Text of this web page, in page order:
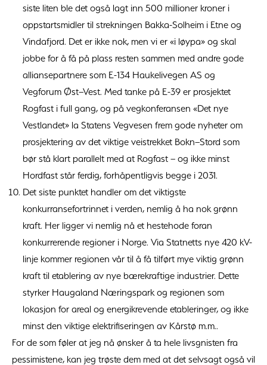
siste liten ble det også lagt inn 500 millioner kroner i
oppstartsmidler til strekningen Bakka-Solheim i Etne og
Vindafjord. Det er ikke nok, men vi er «i løypa» og skal
jobbe for å få på plass resten sammen med andre gode
alliansepartnere som E-134 Haukelivegen AS og
Vegforum Øst–Vest. Med tanke på E-39 er prosjektet
Rogfast i full gang, og på vegkonferansen «Det nye
Vestlandet» la Statens Vegvesen frem gode nyheter om
prosjektering av det viktige veistrekket Bokn–Stord som
bør stå klart parallelt med at Rogfast – og ikke minst
Hordfast står ferdig, forhåpentligvis begge i 2031.
Det siste punktet handler om det viktigste
konkurransefortrinnet i verden, nemlig å ha nok grønn
kraft. Her ligger vi nemlig nå et hestehode foran
konkurrerende regioner i Norge. Via Statnetts nye 420 kV-
linje kommer regionen vår til å få tilført mye viktig grønn
kraft til etablering av nye bærekraftige industrier. Dette
styrker Haugaland Næringspark og regionen som
lokasjon for areal og energikrevende etableringer, og ikke
minst den viktige elektrifiseringen av Kårstø m.m..
For de som føler at jeg nå ønsker å ta hele livsgnisten fra
pessimistene, kan jeg trøste dem med at det selvsagt også vil